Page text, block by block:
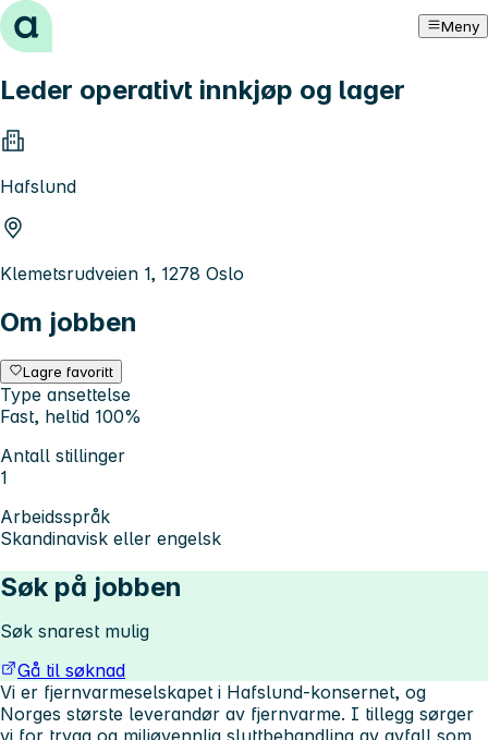
Hopp til innhold Meny
Leder operativt innkjøp og lager
Hafslund
Klemetsrudveien 1, 1278 Oslo
Om jobben
Lagre favoritt
Type ansettelse
Fast, heltid 100%
Antall stillinger
1
Arbeidsspråk
Skandinavisk eller engelsk
Søk på jobben
Søk snarest mulig
Gå til søknad
Vi er fjernvarmeselskapet i Hafslund-konsernet, og
Norges største leverandør av fjernvarme. I tillegg sørger
vi for trygg og miljøvennlig sluttbehandling av avfall som